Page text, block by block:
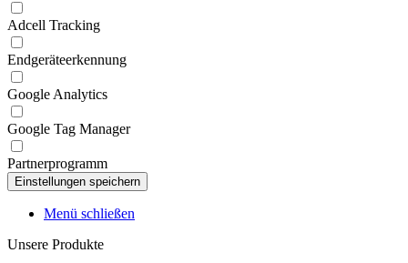
Adcell Tracking
Endgeräteerkennung
Google Analytics
Google Tag Manager
Partnerprogramm
Menü schließen
Unsere Produkte